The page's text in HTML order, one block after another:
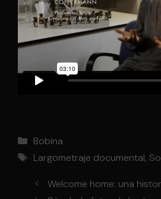
Categorías
Bobina
Etiquetas
Largometraje documental,
Welcome home: una